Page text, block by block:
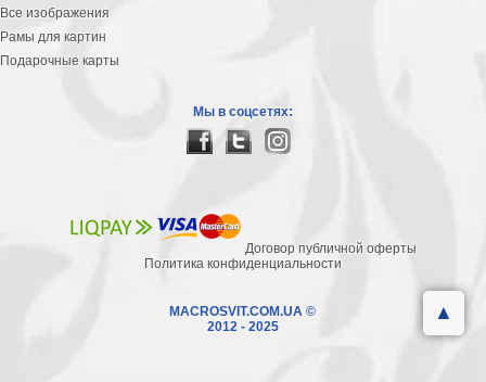
Все изображения
Рамы для картин
Подарочные карты
Мы в соцсетях:
Договор публичной оферты
Политика конфиденциальности
MACROSVIT.COM.UA ©
2012 - 2025
▲